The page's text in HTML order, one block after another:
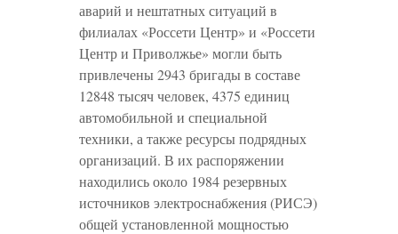
аварий и нештатных ситуаций в
филиалах «Россети Центр» и «Россети
Центр и Приволжье» могли быть
привлечены 2943 бригады в составе
12848 тысяч человек, 4375 единиц
автомобильной и специальной
техники, а также ресурсы подрядных
организаций. В их распоряжении
находились около 1984 резервных
источников электроснабжения (РИСЭ)
общей установленной мощностью